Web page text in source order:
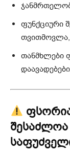
ფუნქციური
თვითმოვლა,
თანმხლები
დაავადებები
შესაძლოა